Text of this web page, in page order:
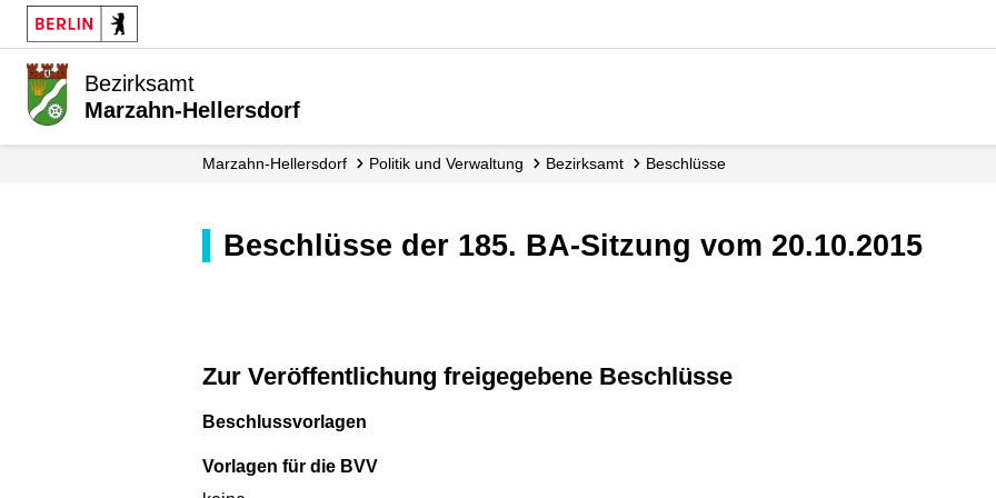
Bezirksamt
Marzahn-Hellersdorf
Marzahn-Hellersdorf Politik und Verwaltung Bezirksamt Beschlüsse
Beschlüsse der 185. BA-Sitzung vom 20.10.2015
Zur Veröffentlichung freigegebene Beschlüsse
Beschlussvorlagen
Vorlagen für die BVV